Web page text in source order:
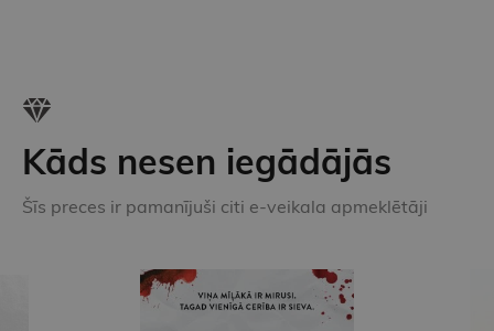
Kāds nesen iegādājās
Šīs preces ir pamanījuši citi e-veikala apmeklētāji